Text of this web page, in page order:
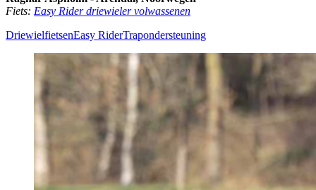
Fiets: Easy Rider driewieler volwassenen
DriewielfietsenEasy RiderTrapondersteuning